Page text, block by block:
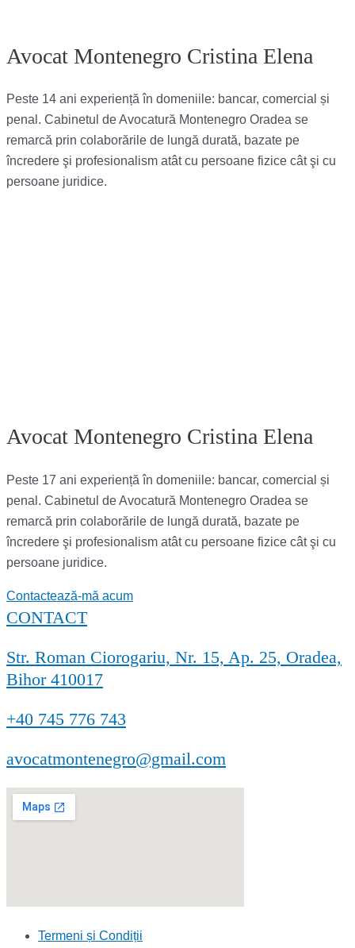
Avocat Montenegro Cristina Elena
Peste 14 ani experiență în domeniile: bancar, comercial și
penal. Cabinetul de Avocatură Montenegro Oradea se
remarcă prin colaborările de lungă durată, bazate pe
încredere şi profesionalism atât cu persoane fizice cât şi cu
persoane juridice.
Avocat Montenegro Cristina Elena
Peste 17 ani experiență în domeniile: bancar, comercial și
penal. Cabinetul de Avocatură Montenegro Oradea se
remarcă prin colaborările de lungă durată, bazate pe
încredere şi profesionalism atât cu persoane fizice cât şi cu
persoane juridice.
Contactează-mă acum
CONTACT
Str. Roman Ciorogariu, Nr. 15, Ap. 25, Oradea,
Bihor 410017
+40 745 776 743
avocatmontenegro@gmail.com
Termeni și Condiții